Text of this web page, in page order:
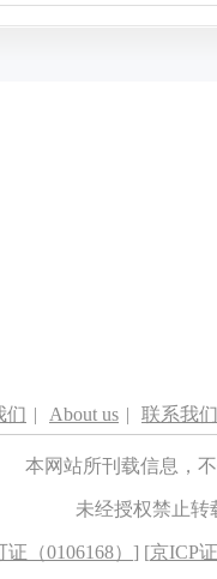
们 | About us | 联系我们
本网站所刊载信息，
未经授权禁止转
（0106168） ] [京ICP